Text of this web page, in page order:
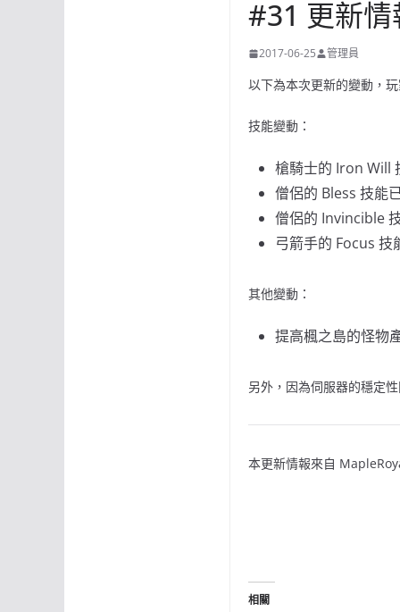
#31 更新
2017-06-25 管理員
以下為本次更新的變動，
技能變動：
槍騎士的 Iron Will
僧侶的 Bless 技能
僧侶的 Invincible
弓箭手的 Focus 技
其他變動：
提高楓之島的怪物
另外，因為伺服器的穩定
本更新情報來自
相關